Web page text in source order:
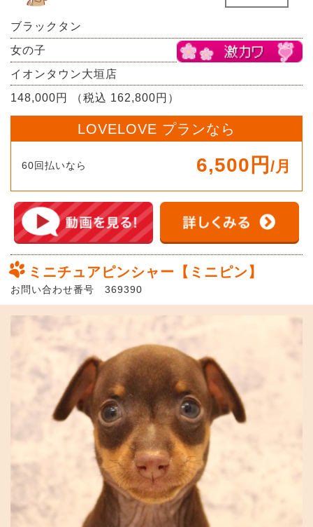
ブラックタン
女の子
イオンタウン大垣店
148,000円 （税込 162,800円）
LOVELOVE プランなら
60回払いなら 6,500円 /月
ミニチュアピンシャー【ミニピン】
お問い合わせ番号 369390